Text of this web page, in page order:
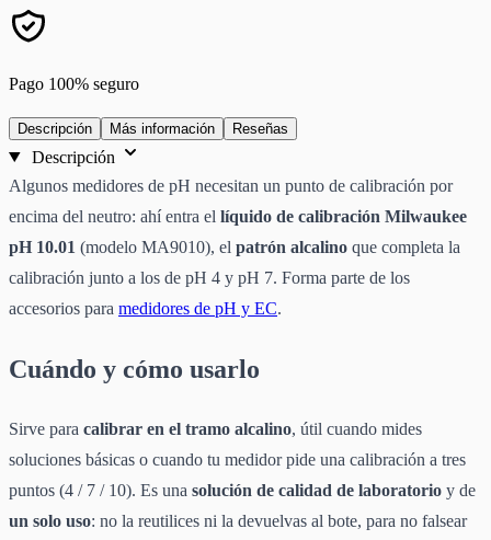
Pago 100% seguro
Descripción Más información Reseñas
Descripción
Algunos medidores de pH necesitan un punto de calibración por
encima del neutro: ahí entra el líquido de calibración Milwaukee
pH 10.01 (modelo MA9010), el patrón alcalino que completa la
calibración junto a los de pH 4 y pH 7. Forma parte de los
accesorios para medidores de pH y EC.
Cuándo y cómo usarlo
Sirve para calibrar en el tramo alcalino, útil cuando mides
soluciones básicas o cuando tu medidor pide una calibración a tres
puntos (4 / 7 / 10). Es una solución de calidad de laboratorio y de
un solo uso: no la reutilices ni la devuelvas al bote, para no falsear